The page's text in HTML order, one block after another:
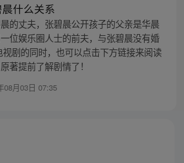
什么关系
的丈夫，张碧晨公开孩子的父亲是华晨
位娱乐圈人士的前夫，与张碧晨没有婚
剧的同时，也可以点击下方链接来阅读
著提前了解剧情了！
08月03日 07:35